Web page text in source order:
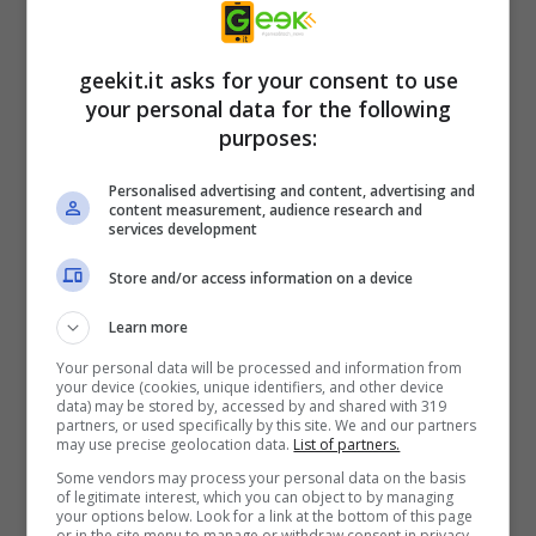
CARATTERISTICHE PRINCIPALI
tecnologico, ma è debole dal punto di
vista scientifico e dipende dalla
ottenere nuove tecnologie. La
geekit.it asks for your consent to use
your personal data for the following
purposes:
Personalised advertising and content, advertising and
content measurement, audience research and
services development
Store and/or access information on a device
Learn more
Your personal data will be processed and information from
your device (cookies, unique identifiers, and other device
data) may be stored by, accessed by and shared with 319
partners, or used specifically by this site. We and our partners
may use precise geolocation data. List of partners.
Some vendors may process your personal data on the basis
of legitimate interest, which you can object to by managing
your options below. Look for a link at the bottom of this page